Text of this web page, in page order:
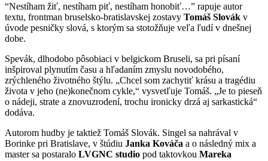
“Nestíham žiť, nestíham piť, nestíham honobiť…” rapuje autor
textu, frontman bruselsko-bratislavskej zostavy Tomáš Slovák v
úvode pesničky slová, s ktorým sa stotožňuje veľa ľudí v dnešnej
dobe.
Spevák, dlhodobo pôsobiaci v belgickom Bruseli, sa pri písaní
inšpiroval plynutím času a hľadaním zmyslu novodobého,
zrýchleného životného štýlu. „Chcel som zachytiť krásu a tragédiu
života v jeho (ne)konečnom cykle,“ vysvetľuje Tomáš. „Je to pieseň
o nádeji, strate a znovuzrodení, trochu ironicky drzá aj sarkastická“
dodáva.
Autorom hudby je taktiež Tomáš Slovák. Singel sa nahrával v
Borinke pri Bratislave, v štúdiu Janka Kováča a o následný mix a
master sa postaralo LVGNC studio pod taktovkou Mareka